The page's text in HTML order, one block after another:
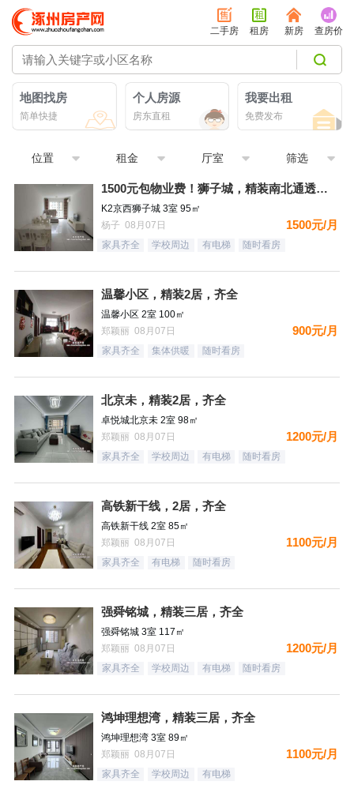
二手房 租房 新房 查房价
地图找房
简单快捷
个人房源
房东直租
我要出租
免费发布
位置 租金 厅室 筛选
1500元包物业费！狮子城，精装南北通透大三居，家具家电齐全
K2京西狮子城 3室 95㎡
杨子 08月07日
1500元/月
家具齐全 学校周边 有电梯 随时看房
温馨小区，精装2居，齐全
温馨小区 2室 100㎡
郑颖丽 08月07日
900元/月
家具齐全 集体供暖 随时看房
北京未，精装2居，齐全
卓悦城北京未 2室 98㎡
郑颖丽 08月07日
1200元/月
家具齐全 学校周边 有电梯 随时看房
高铁新干线，2居，齐全
高铁新干线 2室 85㎡
郑颖丽 08月07日
1100元/月
家具齐全 有电梯 随时看房
强舜铭城，精装三居，齐全
强舜铭城 3室 117㎡
郑颖丽 08月07日
1200元/月
家具齐全 学校周边 有电梯 随时看房
鸿坤理想湾，精装三居，齐全
鸿坤理想湾 3室 89㎡
郑颖丽 08月07日
1100元/月
家具齐全 学校周边 有电梯